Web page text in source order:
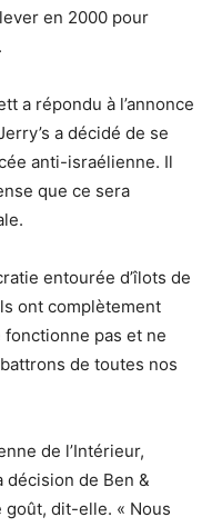
en 2000 pour
a répondu à l’annonce
a décidé de se
anti-israélienne. Il
que ce sera
entourée d’îlots de
ont complètement
pas et ne
de toutes nos
de l’Intérieur,
de Ben &
goût, dit-elle. « Nous